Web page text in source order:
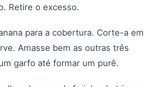
Retire o excesso.
para a cobertura. Corte-a em
Amasse bem as outras três
garfo até formar um purê.